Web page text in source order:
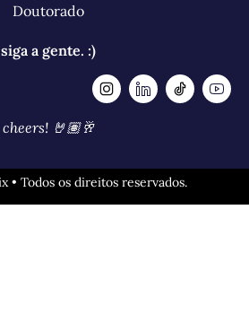
Doutorado
siga a gente. :)
cheers! 🤘🏽🥂
Todos os direitos reservados.